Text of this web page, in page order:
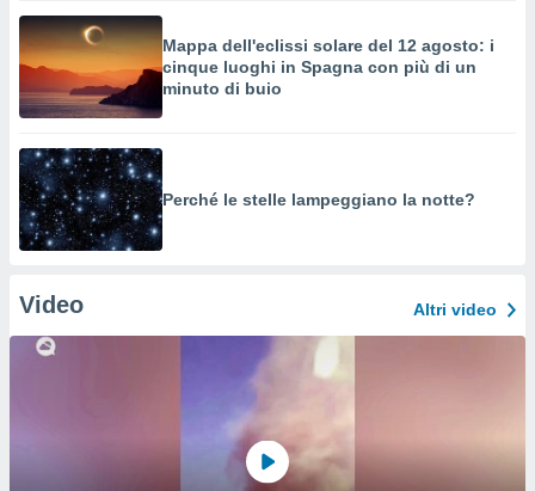
Mappa dell'eclissi solare del 12 agosto: i
cinque luoghi in Spagna con più di un
minuto di buio
Perché le stelle lampeggiano la notte?
Video Altri video